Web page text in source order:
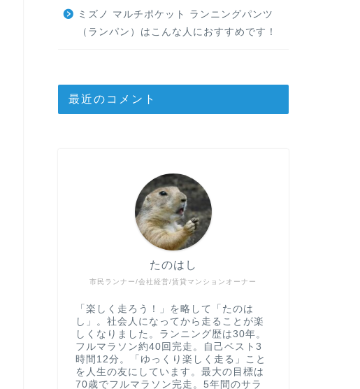
ミズノ マルチポケット ランニングパンツ
（ランパン）はこんな人におすすめです！
最近のコメント
市民ランナー/会社経営/賃貸マンションオーナー
たのはし
「楽しく走ろう！」を略して「たのは
し」。社会人になってから走ることが楽
しくなりました。ランニング歴は30年。
フルマラソン約40回完走。自己ベスト3
時間12分。「ゆっくり楽しく走る」こと
を人生の友にしています。最大の目標は
70歳でフルマラソン完走。5年間のサラ